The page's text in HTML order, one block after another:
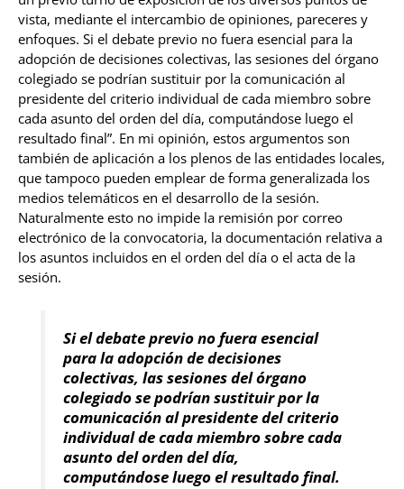
vista, mediante el intercambio de opiniones, pareceres y
enfoques. Si el debate previo no fuera esencial para la
adopción de decisiones colectivas, las sesiones del órgano
colegiado se podrían sustituir por la comunicación al
presidente del criterio individual de cada miembro sobre
cada asunto del orden del día, computándose luego el
resultado final”. En mi opinión, estos argumentos son
también de aplicación a los plenos de las entidades locales,
que tampoco pueden emplear de forma generalizada los
medios telemáticos en el desarrollo de la sesión.
Naturalmente esto no impide la remisión por correo
electrónico de la convocatoria, la documentación relativa a
los asuntos incluidos en el orden del día o el acta de la
sesión.
Si el debate previo no fuera esencial
para la adopción de decisiones
colectivas, las sesiones del órgano
colegiado se podrían sustituir por la
comunicación al presidente del criterio
individual de cada miembro sobre cada
asunto del orden del día,
computándose luego el resultado final.